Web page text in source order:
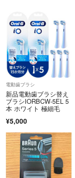
電動歯ブラシ
新品電動歯ブラシ替え
ブラシIORBCW-5EL 5
本 ホワイト 極細毛
¥5,000